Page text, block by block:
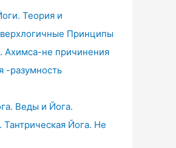
Теория и
Принципы
Ахимса-не причинения
-разумность
Веды и Йога.
Тантрическая Йога. Не